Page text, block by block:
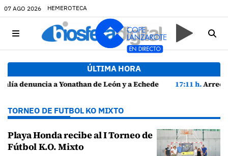
07 AGO 2026 HEMEROTECA
ÚLTIMA HORA
Eugenio por presuntas anomalías en contratos festivos
17:11 h.Arrecife reabre la playa de El Reducto con las últimas analíticas
TORNEO DE FUTBOL KO MIXTO
Playa Honda recibe al I Torneo de
Fútbol K.O. Mixto